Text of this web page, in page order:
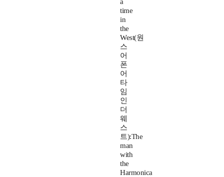
a
time
in
the
West(원
스
어
폰
어
타
임
인
더
웨
스
트):The
man
with
the
Harmonica